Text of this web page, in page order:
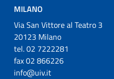
MILANO
Via San Vittore al Teatro 3
20123 Milano
tel. 02 7222281
fax 02 866226
info@uiv.it